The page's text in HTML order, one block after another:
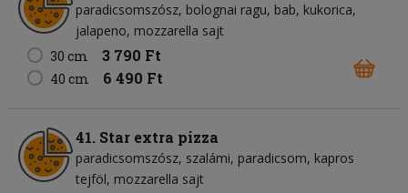
paradicsomszósz bolognai ragu bab kukorica
jalapeno mozzarella sajt
30 cm
3 790 Ft
40 cm 6 490 Ft
41. Star extra pizza
paradicsomszósz szalámi paradicsom kapros
tejföl mozzarella sajt